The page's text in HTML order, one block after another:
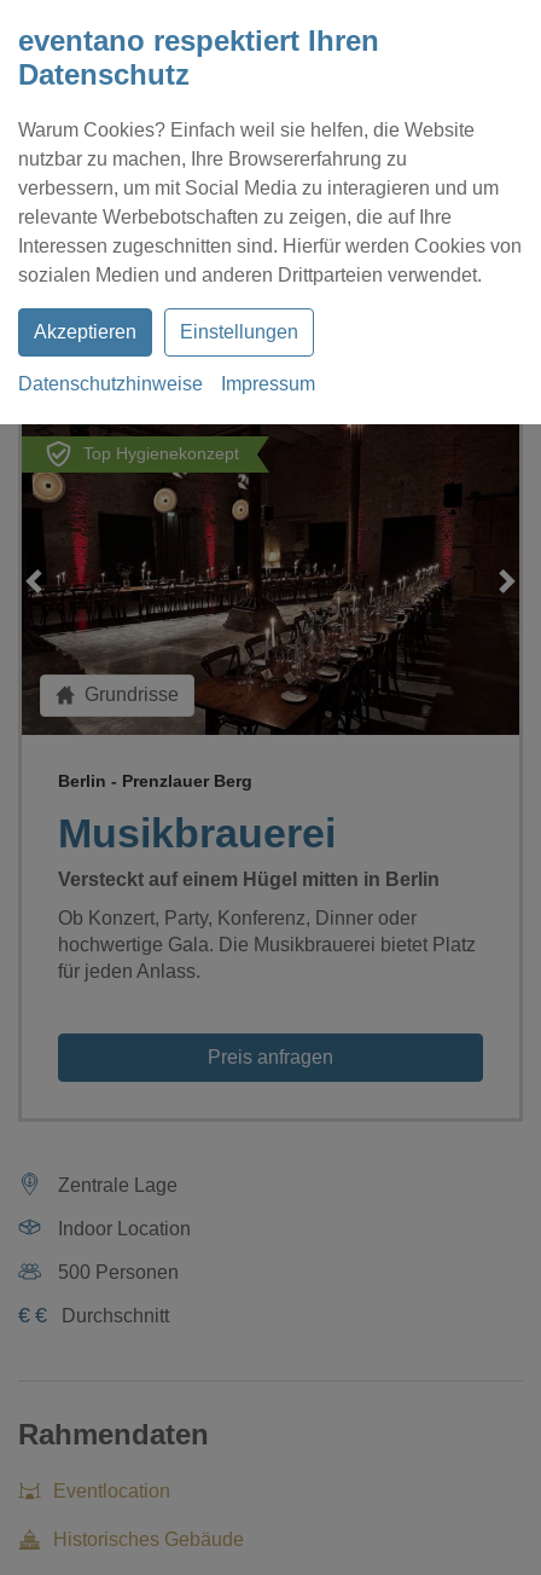
eventano respektiert Ihren
Datenschutz
Warum Cookies? Einfach weil sie helfen, die Website
nutzbar zu machen, Ihre Browsererfahrung zu
verbessern, um mit Social Media zu interagieren und um
relevante Werbebotschaften zu zeigen, die auf Ihre
Interessen zugeschnitten sind. Hierfür werden Cookies von
sozialen Medien und anderen Drittparteien verwendet.
Akzeptieren Einstellungen
Datenschutzhinweise Impressum
Kontakt Location eintragen Profil
Musikbrauerei
Top Hygienekonzept
Loading...
Grundrisse
Musikbrauerei
Berlin - Prenzlauer Berg
Versteckt auf einem Hügel mitten in Berlin
Ob Konzert, Party, Konferenz, Dinner oder
hochwertige Gala. Die Musikbrauerei bietet Platz
für jeden Anlass.
Preis anfragen
Zentrale Lage
Indoor Location
500 Personen
€ € Durchschnitt
Rahmendaten
Eventlocation
Historisches Gebäude